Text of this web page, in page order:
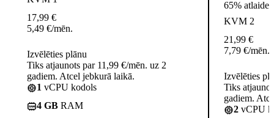
17,99 €
5,49 €/mēn.
Izvēlēties plānu
Tiks atjaunots par 11,99 €/mēn. uz 2
gadiem. Atcel jebkurā laikā.
1 vCPU kodols
4 GB RAM
65% atlaide
KVM 2
21,99 €
7,79 €/mēn.
Izvēlēties
Tiks
gadiem.
2 vCPU